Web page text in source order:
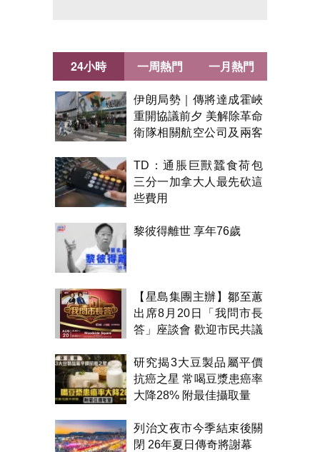
24小時
伊朗局勢｜傳將達成霍峽
重開協議前夕 美解除革命
衛隊相關航空公司及兩客
TD：通脹巨獸蠶食荷包
三分一加拿大人最先砍這
些費用
黎彼得離世 享年76歲
【星島集團主辦】鄒至蕙
出席8月20日「我問市長
答」座談會 歡迎市民共議
研究揭3大豆製品屬平價
抗癌之星 常喝豆漿患癌率
大降28% 附最佳攝取量
列治文夜市今季結束後關
閉 26年夏日傳奇將謝幕
一周熱門 一月熱門